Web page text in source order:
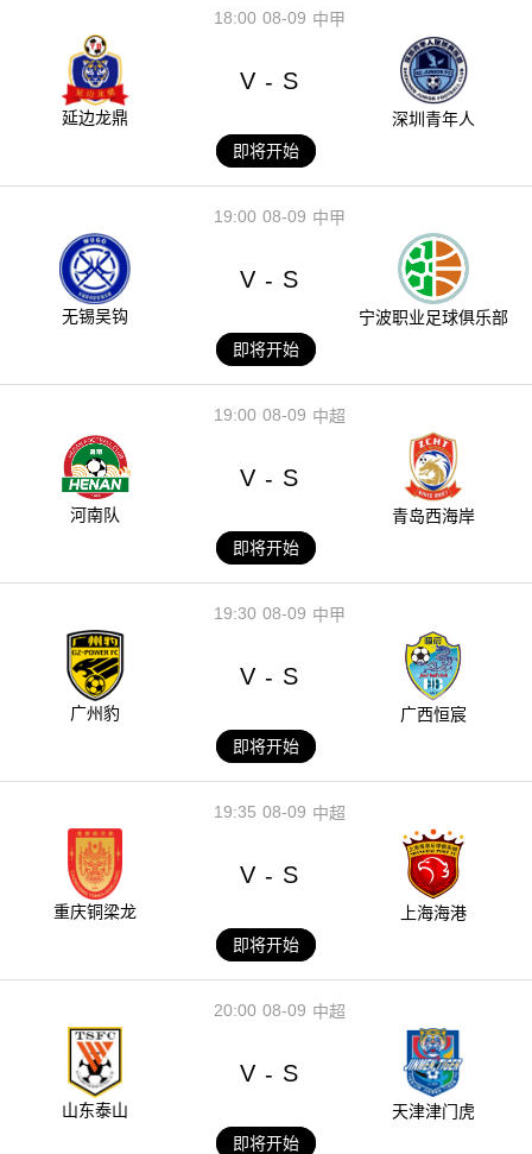
08-09
18:00 中甲
延边龙鼎
V - S
深圳青年人
即将开始
08-09
19:00 中甲
无锡吴钩
V - S
宁波职业足球俱乐部
即将开始
08-09
19:00 中超
河南队
V - S
青岛西海岸
即将开始
08-09
19:30 中甲
广州豹
V - S
广西恒宸
即将开始
08-09
19:35 中超
重庆铜梁龙
V - S
上海海港
即将开始
08-09
20:00 中超
山东泰山
V - S
天津津门虎
即将开始